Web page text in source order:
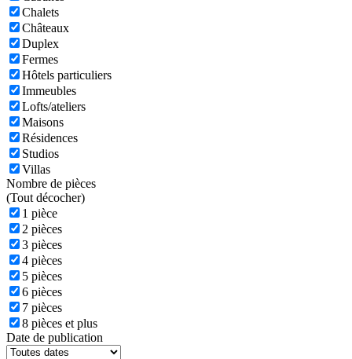
Chalets
Châteaux
Duplex
Fermes
Hôtels particuliers
Immeubles
Lofts/ateliers
Maisons
Résidences
Studios
Villas
Nombre de pièces
(Tout décocher)
1 pièce
2 pièces
3 pièces
4 pièces
5 pièces
6 pièces
7 pièces
8 pièces et plus
Date de publication